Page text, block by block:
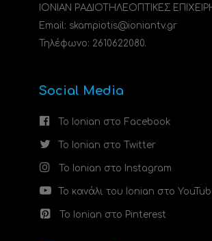
ΙΟΝΙΑΝ ΡΑΔΙΟΤΗΛΕΟΠΤΙΚΕΣ
Email: skampiotis@ioniantv.gr
Τηλέφωνο: 2610622080.
Social Media
Το Ionian στο Facebook
Το Ionian στο Twitter
Το Ionian στο Instagram
Το κανάλι του Ionian στο
Το Ionian στο Pinterest